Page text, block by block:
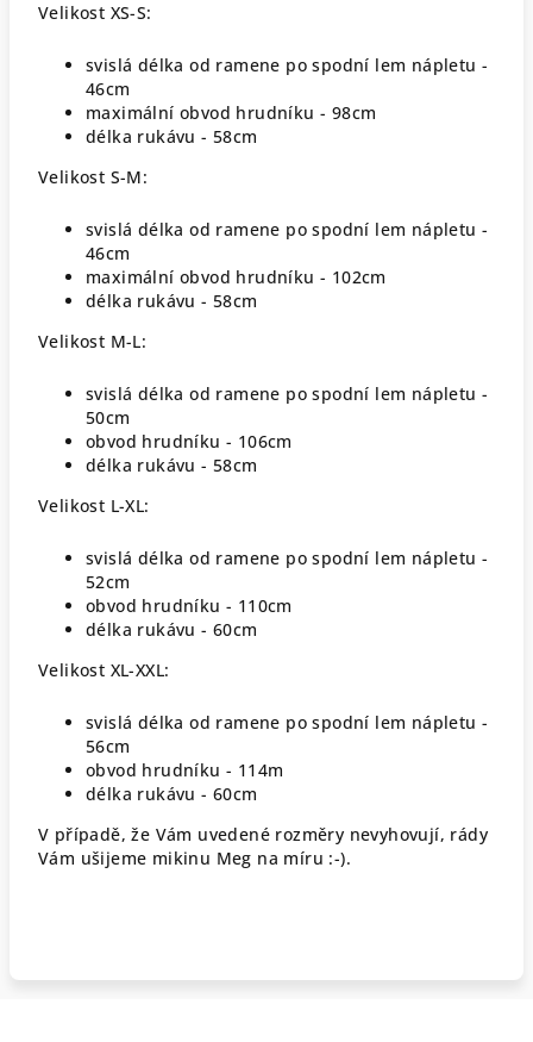
Velikost XS-S:
svislá délka od ramene po spodní lem nápletu -
46cm
maximální obvod hrudníku - 98cm
délka rukávu - 58cm
Velikost S-M:
svislá délka od ramene po spodní lem nápletu -
46cm
maximální obvod hrudníku - 102cm
délka rukávu - 58cm
Velikost M-L:
svislá délka od ramene po spodní lem nápletu -
50cm
obvod hrudníku - 106cm
délka rukávu - 58cm
Velikost L-XL:
svislá délka od ramene po spodní lem nápletu -
52cm
obvod hrudníku - 110cm
délka rukávu - 60cm
Velikost XL-XXL:
svislá délka od ramene po spodní lem nápletu -
56cm
obvod hrudníku - 114m
délka rukávu - 60cm
V případě, že Vám uvedené rozměry nevyhovují, rády
Vám ušijeme mikinu Meg na míru :-).